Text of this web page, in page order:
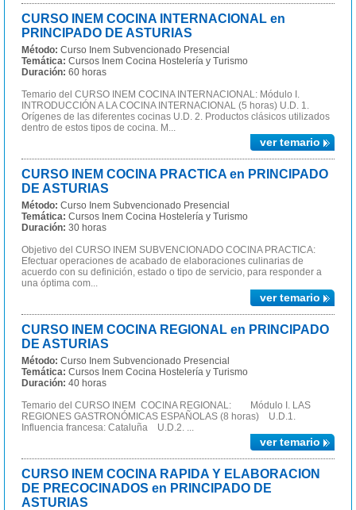
CURSO INEM COCINA INTERNACIONAL en
PRINCIPADO DE ASTURIAS
Método: Curso Inem Subvencionado Presencial
Temática: Cursos Inem Cocina Hostelería y Turismo
Duración: 60 horas
Temario del CURSO INEM COCINA INTERNACIONAL: Módulo I.
INTRODUCCIÓN A LA COCINA INTERNACIONAL (5 horas) U.D. 1.
Orígenes de las diferentes cocinas U.D. 2. Productos clásicos utilizados
dentro de estos tipos de cocina. M...
ver temario
CURSO INEM COCINA PRACTICA en PRINCIPADO
DE ASTURIAS
Método: Curso Inem Subvencionado Presencial
Temática: Cursos Inem Cocina Hostelería y Turismo
Duración: 30 horas
Objetivo del CURSO INEM SUBVENCIONADO COCINA PRACTICA:
Efectuar operaciones de acabado de elaboraciones culinarias de
acuerdo con su definición, estado o tipo de servicio, para responder a
una óptima com...
ver temario
CURSO INEM COCINA REGIONAL en PRINCIPADO
DE ASTURIAS
Método: Curso Inem Subvencionado Presencial
Temática: Cursos Inem Cocina Hostelería y Turismo
Duración: 40 horas
Temario del CURSO INEM COCINA REGIONAL: Módulo I. LAS
REGIONES GASTRONÓMICAS ESPAÑOLAS (8 horas) U.D.1.
Influencia francesa: Cataluña U.D.2. ...
ver temario
CURSO INEM COCINA RAPIDA Y ELABORACION
DE PRECOCINADOS en PRINCIPADO DE
ASTURIAS